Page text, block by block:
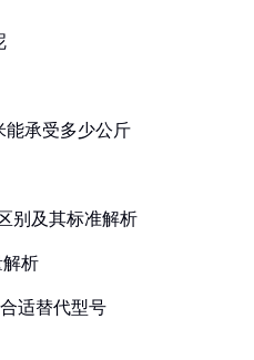
能承受多少公斤
别及其标准解析
解析
适替代型号